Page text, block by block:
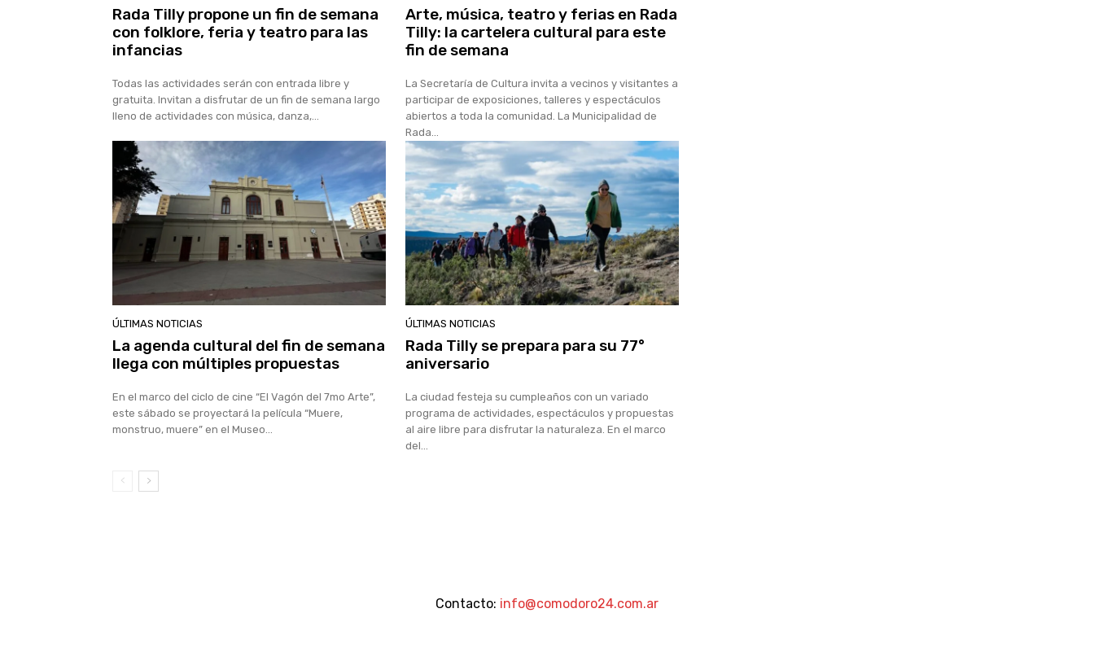
Rada Tilly propone un fin de semana
con folklore, feria y teatro para las
infancias
Todas las actividades serán con entrada libre y
gratuita. Invitan a disfrutar de un fin de semana largo
lleno de actividades con música, danza,...
Arte, música, teatro y ferias en Rada
Tilly: la cartelera cultural para este
fin de semana
La Secretaría de Cultura invita a vecinos y visitantes a
participar de exposiciones, talleres y espectáculos
abiertos a toda la comunidad. La Municipalidad de
Rada...
ÚLTIMAS NOTICIAS
La agenda cultural del fin de semana
llega con múltiples propuestas
En el marco del ciclo de cine “El Vagón del 7mo Arte”,
este sábado se proyectará la película “Muere,
monstruo, muere” en el Museo...
ÚLTIMAS NOTICIAS
Rada Tilly se prepara para su 77°
aniversario
La ciudad festeja su cumpleaños con un variado
programa de actividades, espectáculos y propuestas
al aire libre para disfrutar la naturaleza. En el marco
del...
Contacto: info@comodoro24.com.ar